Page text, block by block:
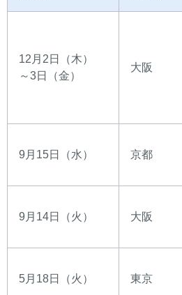
12月2日（木）
～3日（金）
大阪
9月15日（水） 京都
9月14日（火） 大阪
5月18日（火） 東京